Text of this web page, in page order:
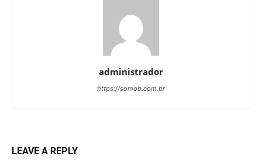
administrador
https://somob.com.br
LEAVE A REPLY